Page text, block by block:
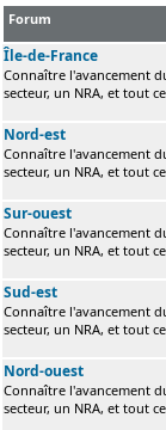
Forum
Île-de-France
Connaître l'avancement
secteur, un NRA, et tout
Nord-est
Connaître l'avancement
secteur, un NRA, et tout
Sur-ouest
Connaître l'avancement
secteur, un NRA, et tout
Sud-est
Connaître l'avancement
secteur, un NRA, et tout
Nord-ouest
Connaître l'avancement
secteur, un NRA, et tout